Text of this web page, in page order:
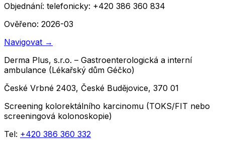
Objednání: telefonicky: +420 386 360 834
Ověřeno: 2026-03
Navigovat →
Derma Plus, s.r.o. – Gastroenterologická a interní
ambulance (Lékařský dům Géčko)
České Vrbné 2403, České Budějovice, 370 01
Screening kolorektálního karcinomu (TOKS/FIT nebo
screeningová kolonoskopie)
Tel: +420 386 360 332